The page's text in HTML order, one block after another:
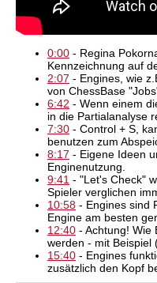
0:00 - Regina
Kennzeichnung auf
2:07 - Engines, wie
von ChessBase
6:42 - Wenn einem
in die Partialanalyse
7:30 - Control + S,
benutzen zum
8:17 - Eigene Ideen
Enginenutzung.
9:41 - "Let's Check"
Spieler verglichen
10:58 - Engines sind
Engine am besten
12:40 - Achtung! Wie
werden - mit Beispiel
15:40 - Engines
zusätzlich den Kopf